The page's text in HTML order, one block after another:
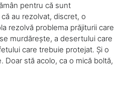
pentru că sunt
au rezolvat, discret, o
rezolvă problema prăjiturii care
murdărește, a desertului care
care trebuie protejat. Și o
Doar stă acolo, ca o mică boltă,